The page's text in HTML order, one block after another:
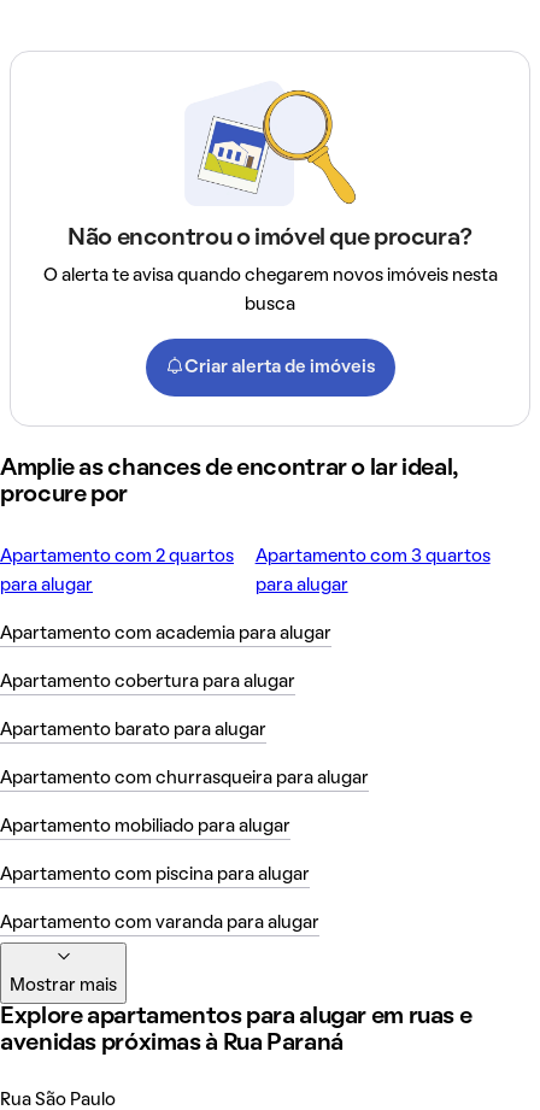
Não encontrou o imóvel que procura?
O alerta te avisa quando chegarem novos imóveis nesta
busca
Criar alerta de imóveis
Amplie as chances de encontrar o lar ideal,
procure por
Apartamento com 2 quartos
para alugar
Apartamento com 3 quartos
para alugar
Apartamento com academia para alugar
Apartamento cobertura para alugar
Apartamento barato para alugar
Apartamento com churrasqueira para alugar
Apartamento mobiliado para alugar
Apartamento com piscina para alugar
Apartamento com varanda para alugar
Mostrar mais
Explore apartamentos para alugar em ruas e
avenidas próximas à Rua Paraná
Rua São Paulo